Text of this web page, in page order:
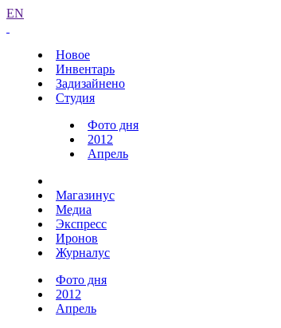
EN
Новое
Инвентарь
Задизайнено
Студия
Фото дня
2012
Апрель
Магазинус
Медиа
Экспресс
Иронов
Журналус
Фото дня
2012
Апрель